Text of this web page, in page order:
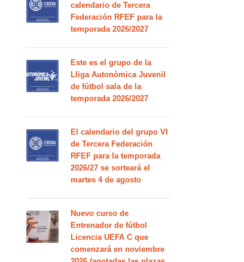
calendario de Tercera
Federación RFEF para la
temporada 2026/2027
Este es el grupo de la
Lliga Autonòmica Juvenil
de fútbol sala de la
temporada 2026/2027
El calendario del grupo VI
de Tercera Federación
RFEF para la temporada
2026/27 se sorteará el
martes 4 de agosto
Nuevo curso de
Entrenador de fútbol
Licencia UEFA C que
comenzará en noviembre